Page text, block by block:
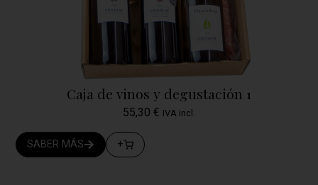
Caja de vinos y degustación 1
55,30 € IVA incl.
SABER MÁS +